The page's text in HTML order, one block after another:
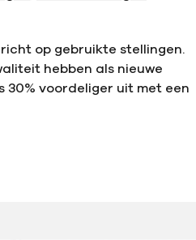
op gebruikte stellingen.
hebben als nieuwe
30% voordeliger uit met een